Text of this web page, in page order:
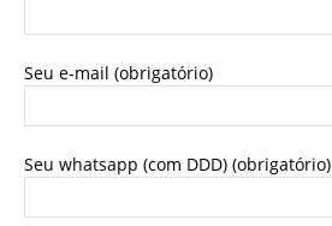
Seu e-mail (obrigatório)
Seu whatsapp (com DDD) (obrigatório)